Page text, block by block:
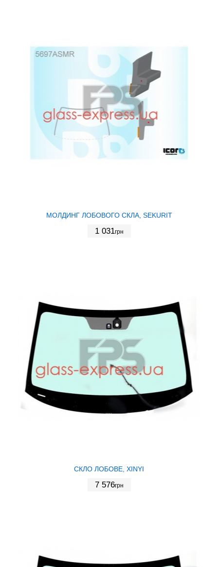
МОЛДИНГ ЛОБОВОГО СКЛА, SEKURIT
1 031грн
СКЛО ЛОБОВЕ, XINYI
7 576грн